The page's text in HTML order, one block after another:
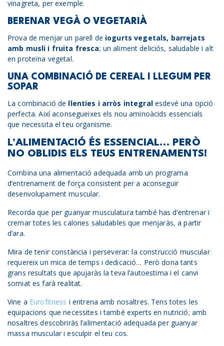
vinagreta, per exemple.
BERENAR VEGÀ O VEGETARIÀ
Prova de menjar un parell de iogurts vegetals, barrejats
amb musli i fruita fresca; un aliment deliciós, saludable i alt
en proteïna vegetal.
UNA COMBINACIÓ DE CEREAL I LLEGUM PER
SOPAR
La combinació de llenties i arròs integralesdevé una opció
perfecta. Així aconsegueixes els nou aminoàcids essencials
que necessita el teu organisme.
L’ALIMENTACIÓ ÉS ESSENCIAL… PERÒ
NO OBLIDIS ELS TEUS ENTRENAMENTS!
Combina una alimentació adequada amb un programa
d’entrenament de força consistent per a aconseguir
desenvolupament muscular.
Recorda que per guanyar musculatura també has d’entrenar i
cremar totes les calories saludables que menjaràs, a partir
d’ara.
Mira de tenir constància i perseverar: la construcció muscular
requereix un mica de temps i dedicació… Però dona tants
grans resultats que apujaràs la teva l’autoestima i el canvi
somiat es farà realitat.
Vine a Eurofitness i entrena amb nosaltres. Tens totes les
equipacions que necessites i també experts en nutrició; amb
nosaltres descobriràs l’alimentació adequada per guanyar
massa muscular i esculpir el teu cos.